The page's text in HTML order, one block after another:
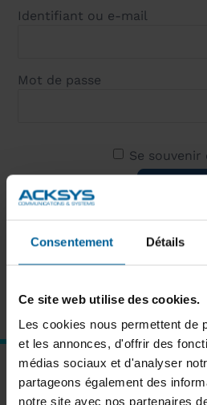
Consentement Détails
Ce site web utilise des cookies.
Les cookies nous permettent de
et les annonces, d'offrir des
médias sociaux et d'analyser
partageons également des
notre site avec nos partenaires
Identifiant ou e-mail
Mot de passe
Se souvenir
pour
vous
ABONNEZ-VOUS À